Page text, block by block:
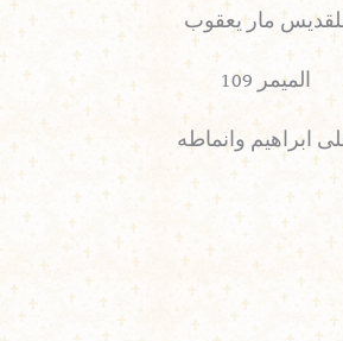
مار يعقوب
الميمر 109
ابراهيم وانماطه